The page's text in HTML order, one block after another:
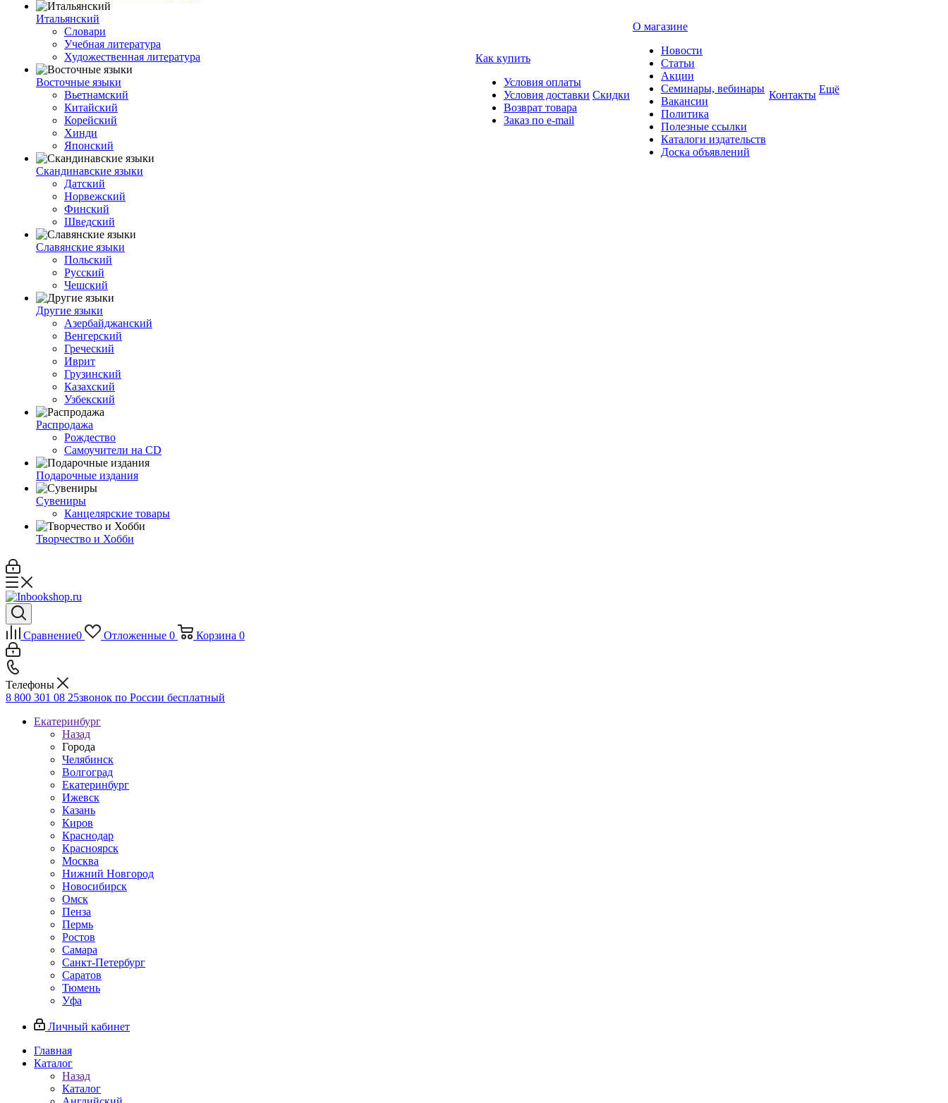
Итальянский
Словари
Учебная литература
Художественная литература
Восточные языки
Вьетнамский
Китайский
Корейский
Хинди
Японский
Скандинавские языки
Датский
Норвежский
Финский
Шведский
Славянские языки
Польский
Русский
Чешский
Другие языки
Азербайджанский
Венгерский
Греческий
Иврит
Грузинский
Казахский
Узбекский
Распродажа
Рождество
Самоучители на CD
Подарочные издания
Сувениры
Канцелярские товары
Творчество и Хобби
Как купить
Условия оплаты
Условия доставки
Возврат товара
Заказ по e-mail
Скидки
О магазине
Новости
Статьи
Акции
Семинары, вебинары
Вакансии
Политика
Полезные ссылки
Каталоги издательств
Доска объявлений
Контакты Ещё
Сравнение0 Отложенные 0 Корзина 0
Телефоны
8 800 301 08 25звонок по России бесплатный
Екатеринбург
Назад
Города
Челябинск
Волгоград
Екатеринбург
Ижевск
Казань
Киров
Краснодар
Красноярск
Москва
Нижний Новгород
Новосибирск
Омск
Пенза
Пермь
Ростов
Самара
Санкт-Петербург
Саратов
Тюмень
Уфа
Личный кабинет
Главная
Каталог
Назад
Каталог